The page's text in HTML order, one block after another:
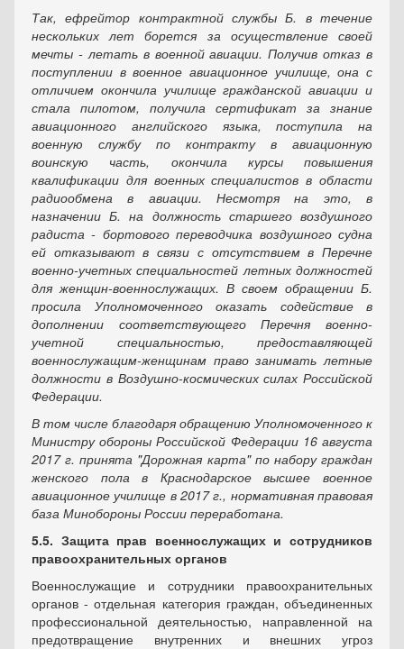
Так, ефрейтор контрактной службы Б. в течение
нескольких лет борется за осуществление своей
мечты - летать в военной авиации. Получив отказ в
поступлении в военное авиационное училище, она с
отличием окончила училище гражданской авиации и
стала пилотом, получила сертификат за знание
авиационного английского языка, поступила на
военную службу по контракту в авиационную
воинскую часть, окончила курсы повышения
квалификации для военных специалистов в области
радиообмена в авиации. Несмотря на это, в
назначении Б. на должность старшего воздушного
радиста - бортового переводчика воздушного судна
ей отказывают в связи с отсутствием в Перечне
военно-учетных специальностей летных должностей
для женщин-военнослужащих. В своем обращении Б.
просила Уполномоченного оказать содействие в
дополнении соответствующего Перечня военно-
учетной специальностью, предоставляющей
военнослужащим-женщинам право занимать летные
должности в Воздушно-космических силах Российской
Федерации.
В том числе благодаря обращению Уполномоченного к
Министру обороны Российской Федерации 16 августа
2017 г. принята "Дорожная карта" по набору граждан
женского пола в Краснодарское высшее военное
авиационное училище в 2017 г., нормативная правовая
база Минобороны России переработана.
5.5. Защита прав военнослужащих и сотрудников
правоохранительных органов
Военнослужащие и сотрудники правоохранительных
органов - отдельная категория граждан, объединенных
профессиональной деятельностью, направленной на
предотвращение внутренних и внешних угроз